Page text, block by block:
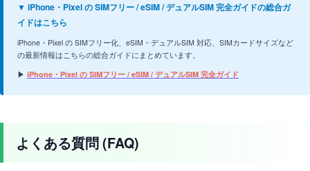
▼ iPhone・Pixel の SIMフリー / eSIM / デュアルSIM 完全ガイドの総合ガ
イドはこちら
iPhone・Pixel の SIMフリー化、eSIM・デュアルSIM 対応、SIMカードサイズなど
の最新情報はこちらの総合ガイドにまとめています。
▶ iPhone・Pixel の SIMフリー / eSIM / デュアルSIM 完全ガイド
よくある質問 (FAQ)